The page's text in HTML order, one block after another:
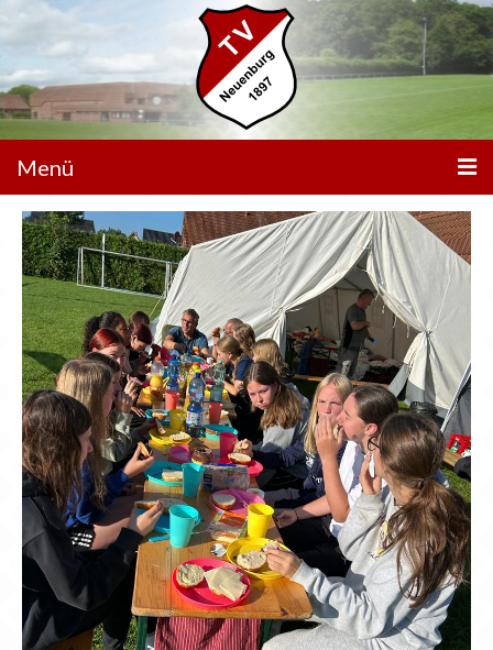
Menü
Unser Verein
Spielbetrieb
Mannschaften
Walking Football
Sportanlagen
Sponsoren
Chronik
Archiv